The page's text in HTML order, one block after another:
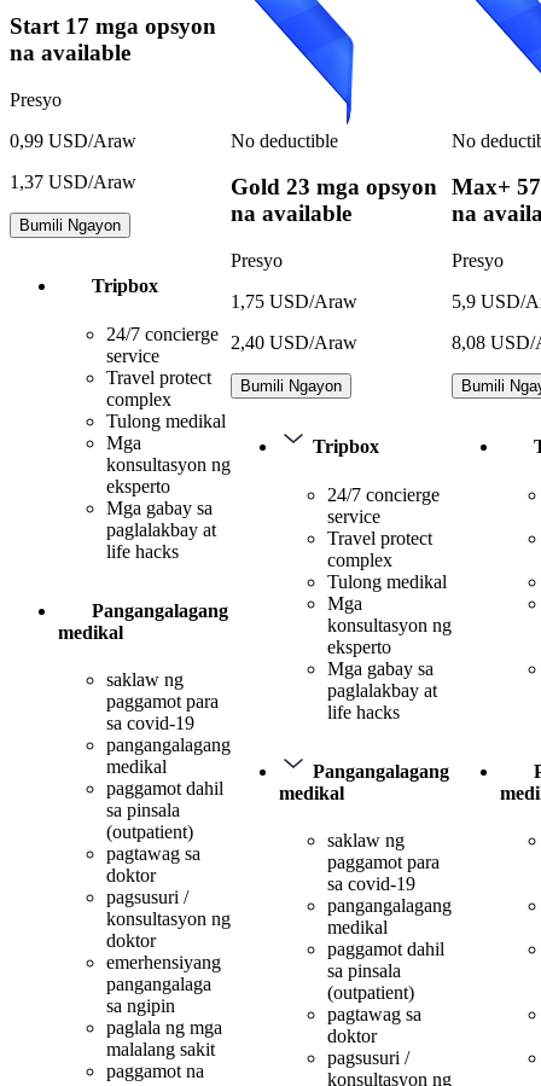
Start 17 mga opsyon
na available
Presyo
0,99 USD/Araw
1,37 USD/Araw
Bumili Ngayon
Tripbox
24/7 concierge
service
Travel protect
complex
Tulong medikal
Mga
konsultasyon ng
eksperto
Mga gabay sa
paglalakbay at
life hacks
Pangangalagang
medikal
saklaw ng
paggamot para
sa covid-19
pangangalagang
medikal
paggamot dahil
sa pinsala
(outpatient)
pagtawag sa
doktor
pagsusuri /
konsultasyon ng
doktor
emerhensiyang
pangangalaga
sa ngipin
paglala ng mga
malalang sakit
paggamot na
No deductible
Gold 23 mga opsyon
na available
Presyo
1,75 USD/Araw
2,40 USD/Araw
Bumili Ngayon
Tripbox
24/7 concierge
service
Travel protect
complex
Tulong medikal
Mga
konsultasyon ng
eksperto
Mga gabay sa
paglalakbay at
life hacks
Pangangalagang
medikal
saklaw ng
paggamot para
sa covid-19
pangangalagang
medikal
paggamot dahil
sa pinsala
(outpatient)
pagtawag sa
doktor
pagsusuri /
konsultasyon ng
No
Max+
na
Presyo
5,9 USD/
8,08 USD/
Bumili